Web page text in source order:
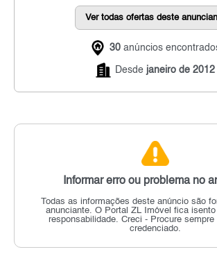
Ver todas ofertas deste
30 anúncios
Desde janeiro de 2012
Informar erro ou problema no
Todas as informações deste anúncio são
anunciante. O Portal ZL Imóvel fica isento
responsabilidade. Creci - Procure sempre
credenciado.